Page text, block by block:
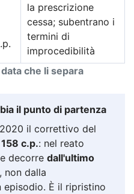
che li separa
la prescrizione
cessa; subentrano i
termini di
improcedibilità
il punto di partenza
il correttivo del
c.p.: nel reato
decorre dall'ultimo
, non dalla
episodio. È il ripristino